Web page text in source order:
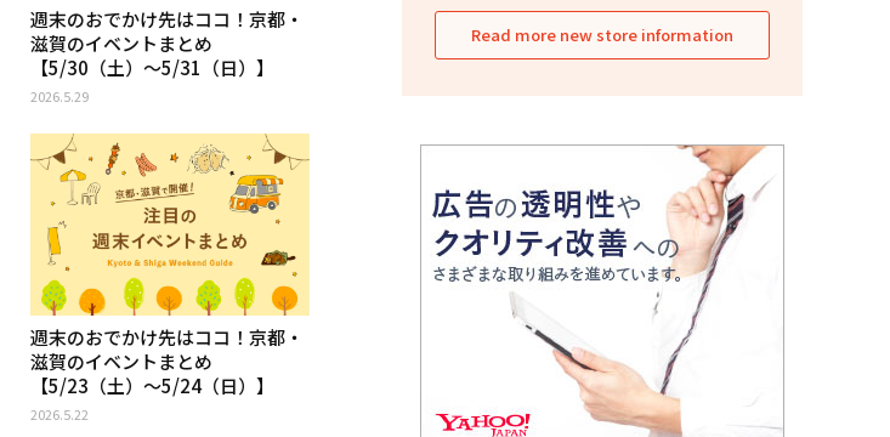
週末のおでかけ先はココ！京都・
滋賀のイベントまとめ
【5/30（土）〜5/31（日）】
2026.5.29
週末のおでかけ先はココ！京都・
滋賀のイベントまとめ
【5/23（土）〜5/24（日）】
2026.5.22
Read more new store information